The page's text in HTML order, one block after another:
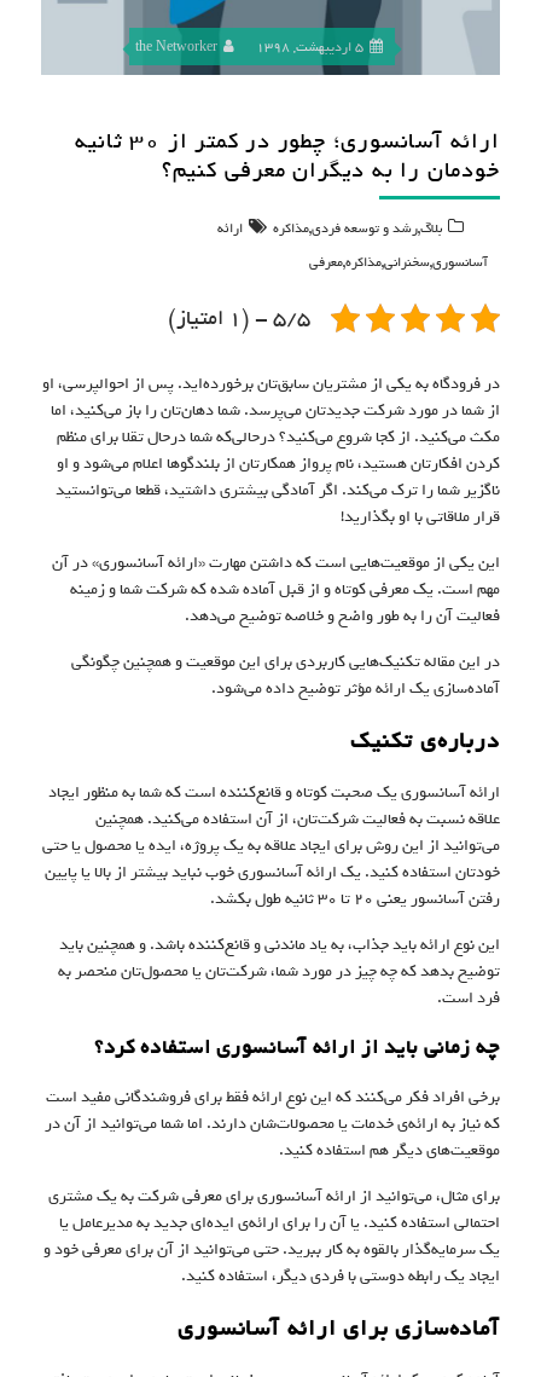
5 اردیبهشت, 1398 the Networker
ارائه‌ آسانسوری؛ چطور در کمتر از ۳۰ ثانیه
خودمان را به دیگران معرفی کنیم؟
بلاگ,رشد و توسعه فردی,مذاکره
ارائه‌
آسانسوری,سخنرانی,مذاکره,معرفی
5/5 - (1 امتیاز)
در فرودگاه به یکی از مشتریان سابق‌تان برخورده‌اید. پس از احوالپرسی، او
از شما در مورد شرکت جدیدتان می‌پرسد. شما دهان‌تان را باز می‌کنید، اما
مکث می‌کنید. از کجا شروع می‌کنید؟ درحالی‌که شما درحال تقلا برای منظم
کردن افکارتان هستید، نام پرواز همکارتان از بلندگوها اعلام می‌شود و او
ناگزیر شما را ترک می‌کند. اگر آمادگی بیشتری داشتید، قطعا می‌توانستید
قرار ملاقاتی با او بگذارید!
این یکی از موقعیت‌هایی است که داشتن مهارت «ارائه‌ آسانسوری»‌ در آن
مهم است. یک معرفی کوتاه و از قبل آماده شده که شرکت‌ شما و زمینه
فعالیت آن را به طور واضح و خلاصه توضیح می‌دهد.
در این مقاله تکنیک‌هایی کاربردی برای این موقعیت و همچنین چگونگی
آماده‌سازی یک ارائه مؤثر توضیح داده می‌شود.
درباره‌ی تکنیک
ارائه‌ آسانسوری یک صحبت کوتاه و قانع‌کننده است که شما به منظور ایجاد
علاقه نسبت به فعالیت شرکت‌تان، از آن استفاده می‌کنید. همچنین
می‌توانید از این روش برای ایجاد علاقه به یک پروژه، ایده یا محصول یا حتی
خودتان استفاده کنید. یک ارائه آسانسوری خوب نباید بیشتر از بالا یا پایین
رفتن آسانسور یعنی ۲۰ تا ۳۰ ثانیه طول بکشد.
این نوع ارائه باید جذاب، به یاد ماندنی و قانع‌کننده باشد. و همچنین باید
توضیح بدهد که چه چیز در مورد شما، شرکت‌تان یا محصول‌تان منحصر به
فرد است.
چه زمانی باید از ارائه‌ آسانسوری استفاده کرد؟
برخی افراد فکر می‌کنند که این نوع ارائه فقط برای فروشندگانی مفید است
که نیاز به ارائه‌ی خدمات یا محصولات‌شان دارند. اما شما می‌توانید از آن در
موقعیت‌های دیگر هم استفاده کنید.
برای مثال، می‌توانید از ارائه‌ آسانسوری برای معرفی شرکت‌ به یک مشتری
احتمالی استفاده کنید. یا آن را برای ارائه‌ی ایده‌ای جدید به مدیرعامل یا
یک سرمایه‌گذار بالقوه به کار ببرید. حتی می‌توانید از آن برای معرفی خود و
ایجاد یک رابطه دوستی با فردی دیگر، استفاده کنید.
آماده‌سازی برای ارائه‌ آسانسوری